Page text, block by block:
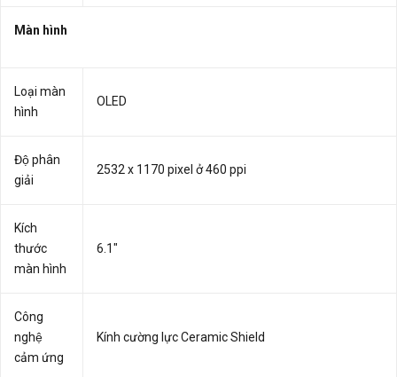
Màn hình
Loại màn
hình
OLED
Độ phân
giải
2532 x 1170 pixel ở 460 ppi
Kích
thước
màn hình
6.1"
Công
nghệ
cảm ứng
Kính cường lực Ceramic Shield